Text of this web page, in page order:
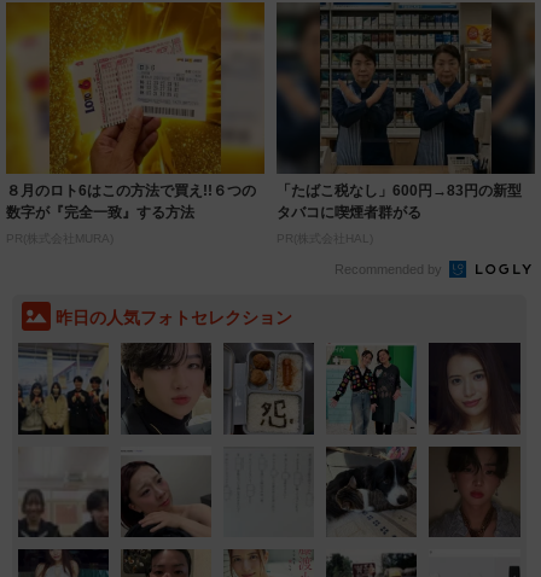
８月のロト6はこの方法で買え!!６つの
数字が『完全一致』する方法
PR(株式会社MURA)
「たばこ税なし」600円→83円の新型
タバコに喫煙者群がる
PR(株式会社HAL)
Recommended by
昨日の人気フォトセレクション